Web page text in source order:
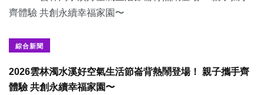
綜合新聞
2026雲林濁水溪好空氣生活節崙背熱鬧登場！ 親子攜手齊
體驗 共創永續幸福家園〜